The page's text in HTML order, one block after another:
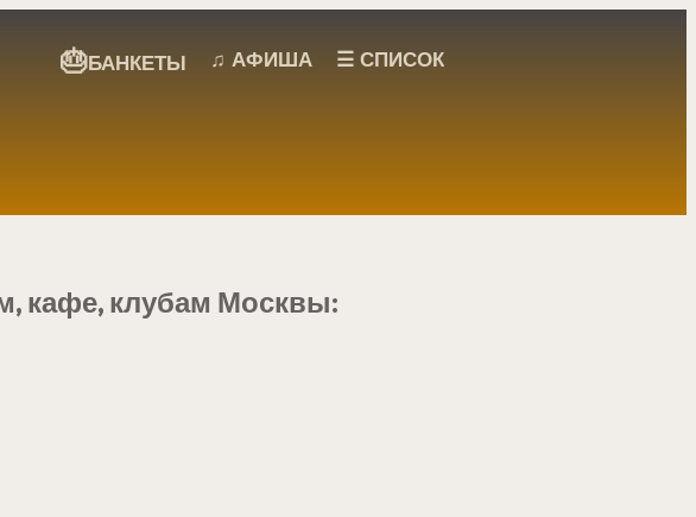
🎂БАНКЕТЫ ♫ АФИША ☰ СПИСОК
кафе, клубам Москвы: